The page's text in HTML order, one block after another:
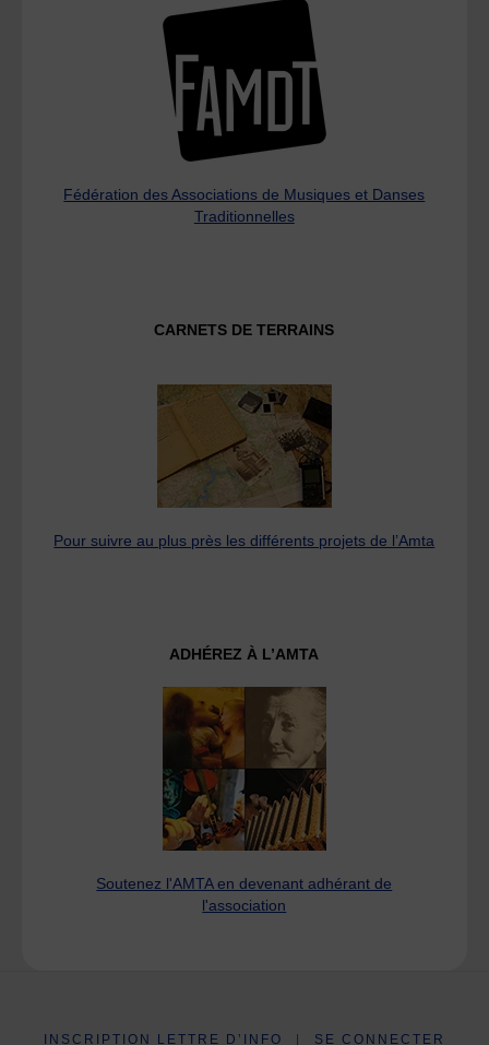
Fédération des Associations de Musiques et Danses
Traditionnelles
CARNETS DE TERRAINS
Pour suivre au plus près les différents projets de l’Amta
ADHÉREZ À L’AMTA
Soutenez l'AMTA en devenant adhérant de
l'association
INSCRIPTION LETTRE D’INFO SE CONNECTER